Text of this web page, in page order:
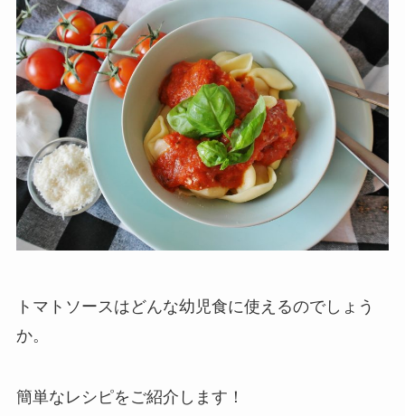
トマトソースはどんな幼児食に使えるのでしょう
か。
簡単なレシピをご紹介します！